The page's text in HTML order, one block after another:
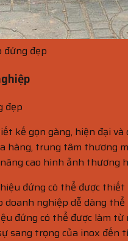
đứng đẹp
đẹp
kế gọn gàng, hiện đại
hàng, trung tâm thương
cao hình ảnh thương
đứng có thể được
nghiệp dễ dàng
đứng có thể được làm
sang trọng của inox đến